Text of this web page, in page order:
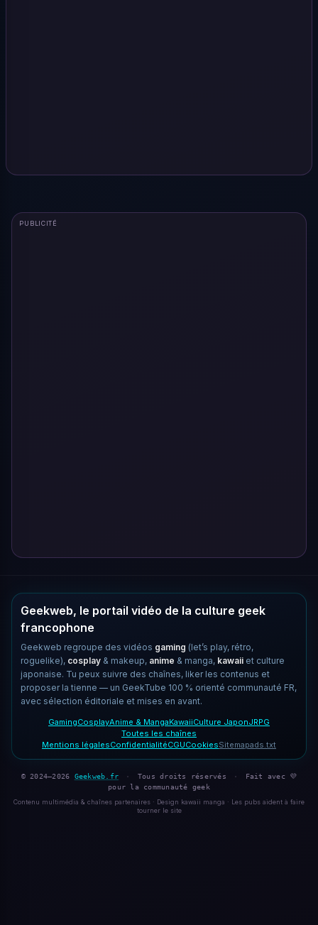
PUBLICITÉ
Geekweb, le portail vidéo de la culture geek
francophone
Geekweb regroupe des vidéos gaming (let’s play, rétro,
roguelike), cosplay & makeup, anime & manga, kawaii et culture
japonaise. Tu peux suivre des chaînes, liker les contenus et
proposer la tienne — un GeekTube 100 % orienté communauté FR,
avec sélection éditoriale et mises en avant.
GamingCosplayAnime & MangaKawaiiCulture JaponJRPG
Toutes les chaînes
Mentions légalesConfidentialitéCGUCookiesSitemapads.txt
© 2024–2026 Geekweb.fr · Tous droits réservés ·
Fait avec 💜
pour la communauté geek
Contenu multimédia & chaînes partenaires · Design kawaii manga · Les pubs aident à faire
tourner le site